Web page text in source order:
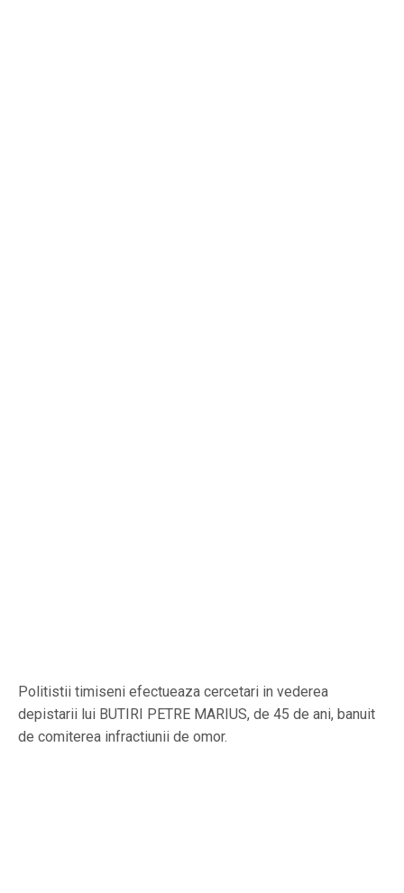
Politistii timiseni efectueaza cercetari in vederea
depistarii lui BUTIRI PETRE MARIUS, de 45 de ani, banuit
de comiterea infractiunii de omor.